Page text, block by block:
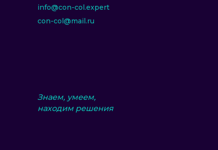
info@con-col.expert
Знаем, умеем,
находим решения
con-col@mail.ru